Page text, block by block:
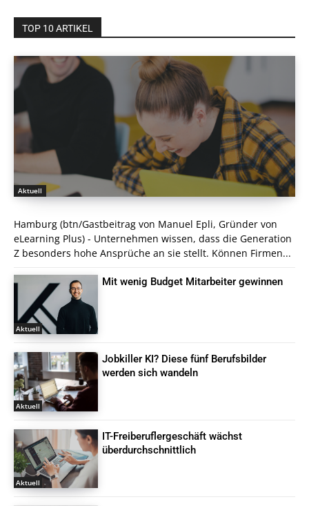
TOP 10 ARTIKEL
Aktuell
Hamburg (btn/Gastbeitrag von Manuel Epli, Gründer von
eLearning Plus) - Unternehmen wissen, dass die Generation
Z besonders hohe Ansprüche an sie stellt. Können Firmen...
Aktuell
Mit wenig Budget Mitarbeiter gewinnen
Aktuell
Jobkiller KI? Diese fünf Berufsbilder
werden sich wandeln
Aktuell
IT-Freiberuflergeschäft wächst
überdurchschnittlich